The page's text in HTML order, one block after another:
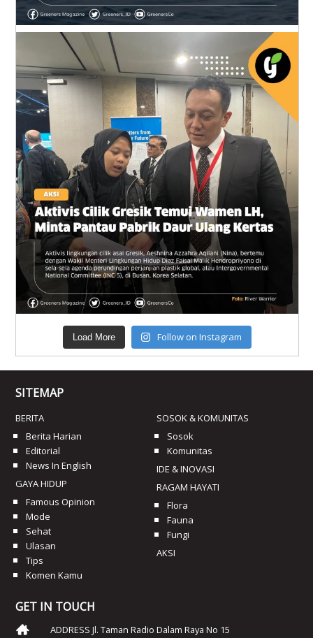
Load More Follow on Instagram
SITEMAP
BERITA
Berita Harian
Editorial
News In English
GAYA HIDUP
Famous Opinion
Mode
Sehat
Ulasan
Tips
Komen Kamu
SOSOK & KOMUNITAS
Sosok
Komunitas
IDE & INOVASI
RAGAM HAYATI
Flora
Fauna
Fungi
AKSI
GET IN TOUCH
ADDRESS Jl. Taman Radio Dalam Raya No 15